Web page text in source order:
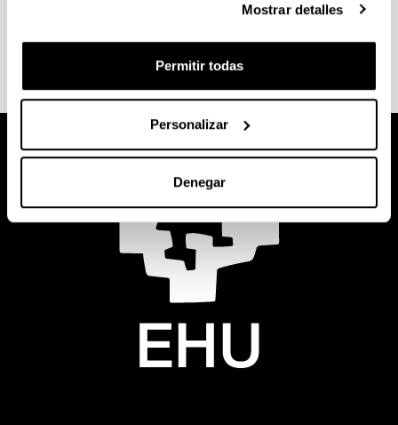
Mostrar detalles
Permitir todas
Personalizar
Denegar
cada uno de los Campus de la UPV/EHU.Siga el